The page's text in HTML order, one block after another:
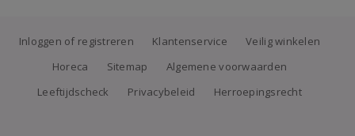
Inloggen of registreren Klantenservice
Veilig winkelen
Horeca
Sitemap
Algemene voorwaarden
Leeftijdscheck
Privacybeleid Herroepingsrecht